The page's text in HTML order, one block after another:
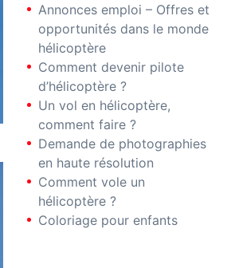
Annonces emploi – Offres et
opportunités dans le monde
hélicoptère
Comment devenir pilote
d’hélicoptère ?
Un vol en hélicoptère,
comment faire ?
Demande de photographies
en haute résolution
Comment vole un
hélicoptère ?
Coloriage pour enfants